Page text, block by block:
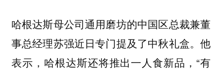
哈根达斯母公司通用磨坊的中国区总裁兼董
事总经理苏强近日专门提及了中秋礼盒。他
表示，哈根达斯还将推出一人食新品，“有